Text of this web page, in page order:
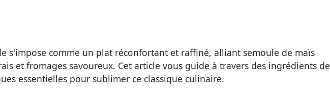
s'impose comme un plat réconfortant et raffiné, alliant semoule de maïs
et fromages savoureux. Cet article vous guide à travers des ingrédients de
essentielles pour sublimer ce classique culinaire.